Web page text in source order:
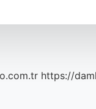
https://